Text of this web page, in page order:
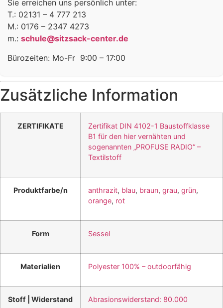
Sie erreichen uns persönlich unter:
T.: 02131 – 4 777 213
M.: 0176 – 2347 4273
m.: schule@sitzsack-center.de
Bürozeiten: Mo-Fr 9:00 – 17:00
Zusätzliche Information
ZERTIFIKATE
Zertifikat DIN 4102-1 Baustoffklasse
B1 für den hier vernähten und
sogenannten „PROFUSE RADIO“ –
Textilstoff
Produktfarbe/n anthrazit, blau, braun, grau, grün,
orange, rot
Form Sessel
Materialien Polyester 100% – outdoorfähig
Stoff | Widerstand Abrasionswiderstand: 80.000